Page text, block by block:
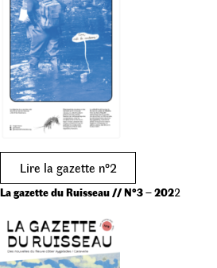
Lire la gazette n°2
La gazette du Ruisseau // N°3–2022